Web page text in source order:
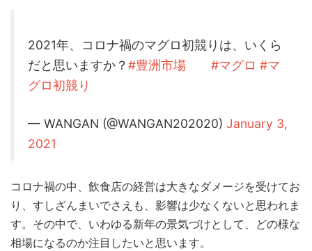
2021年、コロナ禍のマグロ初競りは、いくら
だと思いますか？ #豊洲市場 #マグロ #マ
グロ初競り
— WANGAN (@WANGAN202020) January 3,
2021
コロナ禍の中、飲食店の経営は大きなダメージを受けてお
り、すしざんまいでさえも、影響は少なくないと思われま
す。その中で、いわゆる新年の景気づけとして、どの様な
相場になるのか注目したいと思います。